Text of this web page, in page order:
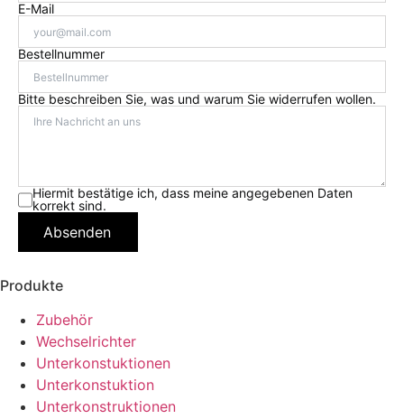
E-Mail
Bestellnummer
Bitte beschreiben Sie, was und warum Sie widerrufen wollen.
Hiermit bestätige ich, dass meine angegebenen Daten
korrekt sind.
Absenden
Produkte
Zubehör
Wechselrichter
Unterkonstuktionen
Unterkonstuktion
Unterkonstruktionen